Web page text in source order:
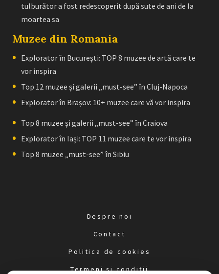
tulburător a fost redescoperit după sute de ani de la
moartea sa
Muzee din Romania
Explorator în București: TOP 8 muzee de artă care te
vor inspira
Top 12 muzee și galerii „must-see” în Cluj-Napoca
Explorator în Brașov: 10+ muzee care vă vor inspira
Top 8 muzee și galerii „must-see” în Craiova
Explorator în Iași: TOP 11 muzee care te vor inspira
Top 8 muzee „must-see” în Sibiu
Despre noi
Contact
Politica de cookies
Termeni și condiții